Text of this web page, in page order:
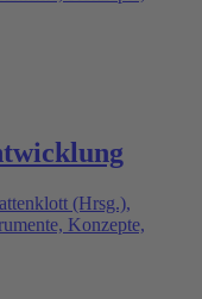
(Hrsg.),
Konzepte,